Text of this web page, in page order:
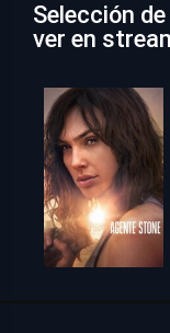
Selección
ver en